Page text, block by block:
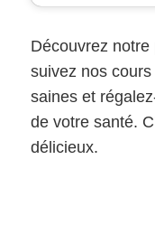
Découvrez
suivez nos
saines et
de votre santé.
délicieux.